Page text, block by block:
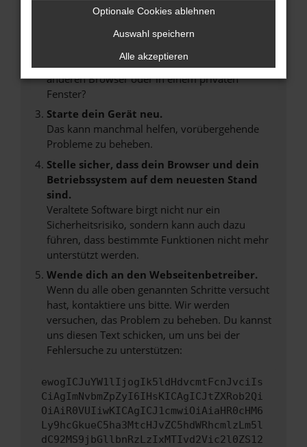
Prüfe deine Browsererweiterungen.
Manche Erweiterungen, wie Werbeblocker,
verhindern. Funktioniert die Seite in einem
anderen Browser oder in einem privaten
Fenster?
Starte dein Gerät neu.
Das kann manchmal helfen, vorübergehende
Probleme zu beheben.
Stelle sicher, dass dein Browser und dein
Betriebssystem auf dem neuesten Stand
sind.
Veraltete Software birgt nicht nur ein
Sicherheitsrisiko, sondern kann auch dazu
führen, dass bestimmte Funktionen nicht mehr
unterstützt werden.
Wende dich an den Webseitenbetreiber.
Wenn du alle oben genannten Schritte versucht
hast, kontaktiere uns bitte. Wir werden
versuchen, das Problem zu beheben. Du kannst
uns diesen Text schicken, um uns bei der
Fehlersuche zu unterstützen:
ewogICJuYW1lIjogIk5ldHdvcmtFcnJvciIs
CiAgImNvbmZpZyI6IHsKICAgICJtZXRob2Qi
OiAiR0VUIiwKICAgICJ1cmwiOiAiaHR0cHM6
Ly9hcGkueC5ha3MtcHJvZC5hdWRhcmlzLm5l
dC92MS9jbGllbnRzLzIxMTIvd2Vic2l0ZS12
Optionale Cookies ablehnen
Auswahl speichern
Alle akzeptieren